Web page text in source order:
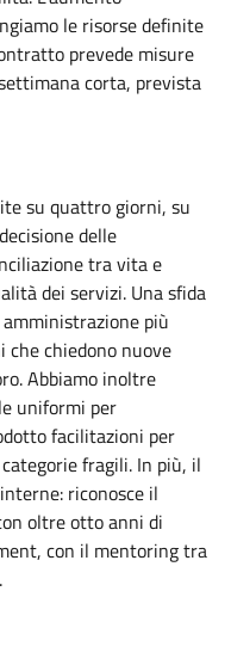
le risorse definite
prevede misure
corta, prevista
su quattro giorni, su
delle
tra vita e
dei servizi. Una sfida
più
chiedono nuove
Abbiamo inoltre
uniformi per
facilitazioni per
fragili. In più, il
riconosce il
oltre otto anni di
con il mentoring tra